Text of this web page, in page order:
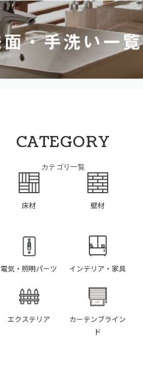
CATEGORY
カテゴリ一覧
床材 壁材
電気・照明パーツ インテリア・家具
エクステリア
カーテンブライン
ド